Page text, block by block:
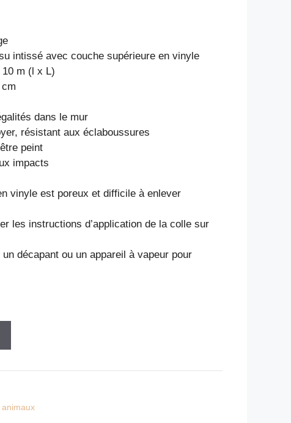
intissé avec couche supérieure en vinyle
m (l x L)
dans le mur
résistant aux éclaboussures
peint
impacts
vinyle est poreux et difficile à enlever
les instructions d’application de la colle sur
décapant ou un appareil à vapeur pour
animaux